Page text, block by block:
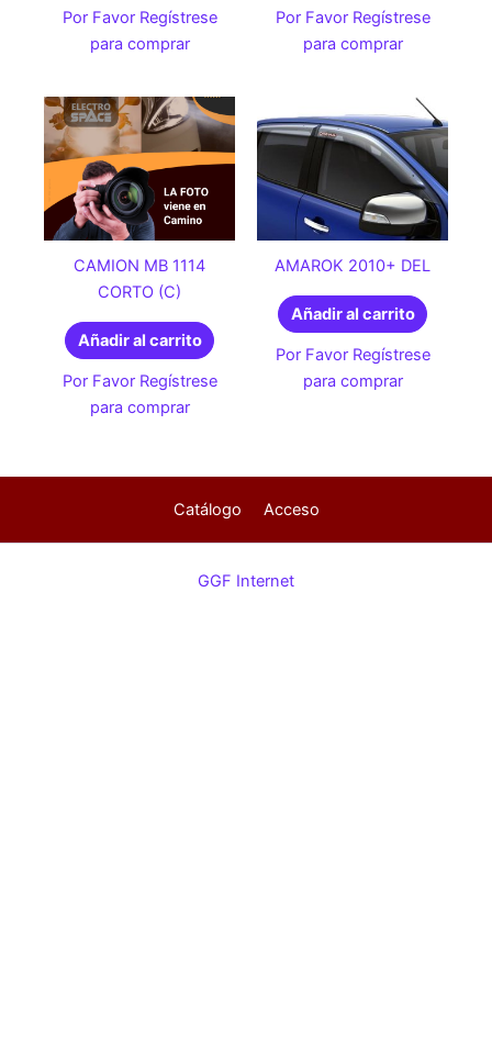
Por Favor Regístrese
para comprar
Por Favor Regístrese
para comprar
CAMION MB 1114
CORTO (C)
Añadir al carrito
Por Favor Regístrese
para comprar
AMAROK 2010+ DEL
Añadir al carrito
Por Favor Regístrese
para comprar
Catálogo Acceso
GGF Internet